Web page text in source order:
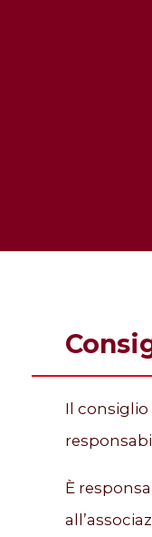
Il consiglio
È